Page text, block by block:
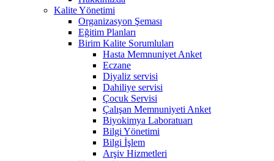
Kalite Yönetimi
Organizasyon Şeması
Eğitim Planları
Birim Kalite Sorumluları
Hasta Memnuniyet Anket
Eczane
Diyaliz servisi
Dahiliye servisi
Çocuk Servisi
Çalışan Memnuniyeti Anket
Biyokimya Laboratuarı
Bilgi Yönetimi
Bilgi İşlem
Arşiv Hizmetleri